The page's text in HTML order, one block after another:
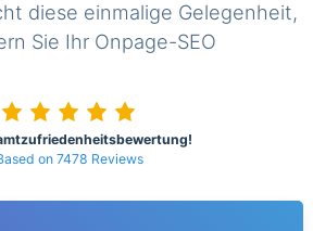
diese einmalige Gelegenheit,
Sie Ihr Onpage-SEO
on 7478 Reviews